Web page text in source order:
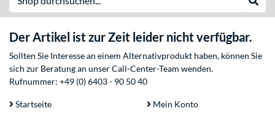
Der Artikel ist zur Zeit leider nicht verfügbar.
Sollten Sie Interesse an einem Alternativprodukt haben, können Sie
sich zur Beratung an unser Call-Center-Team wenden.
Rufnummer: +49 (0) 6403 - 90 50 40
Startseite Mein Konto